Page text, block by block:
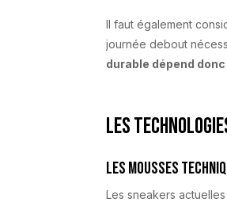
Il faut également
journée debout
durable dépend
Les
Les mousses
Les sneakers